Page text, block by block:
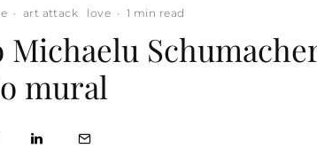
· art attack love · 1 min read
Michaelu
mural